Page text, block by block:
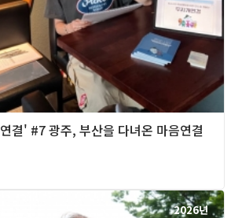
결' #7 광주, 부산을 다녀온 마음연결
2026년